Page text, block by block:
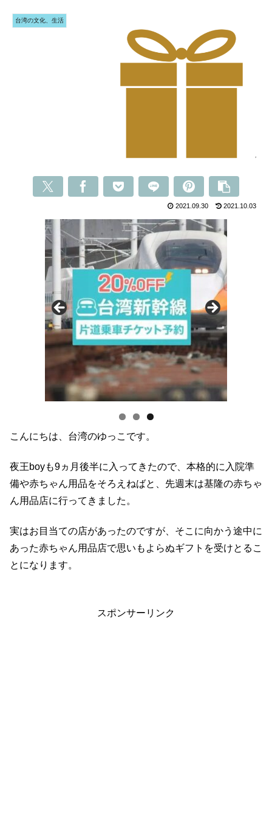
台湾の文化、生活
2021.09.30 2021.10.03
こんにちは、台湾のゆっこです。
夜王boyも9ヵ月後半に入ってきたので、本格的に入院準
備や赤ちゃん用品をそろえねばと、先週末は基隆の赤ちゃ
ん用品店に行ってきました。
実はお目当ての店があったのですが、そこに向かう途中に
あった赤ちゃん用品店で思いもよらぬギフトを受けとるこ
とになります。
スポンサーリンク